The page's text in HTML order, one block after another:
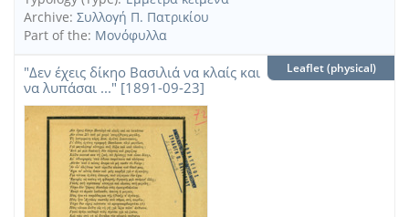
Archive: Συλλογή Π. Πατρικίου
Part of the: Μονόφυλλα
"Δεν έχεις δίκηο Βασιλιά να κλαίς και
να λυπάσαι ..." [1891-09-23]
Leaflet (physical)